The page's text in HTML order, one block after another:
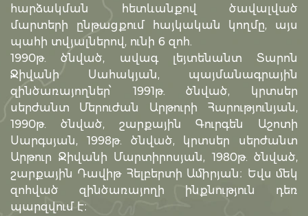
հարձակման հետևանքով ծավալված
մարտերի ընթացքում հայկական կողմը, այս
պահի տվյալներով, ունի 6 զոհ.
1990թ. ծնված, ավագ լեյտենանտ Տարոն
Ջիվանի Սահակյան, պայմանագրային
զինծառայողներ՝ 1991թ. ծնված, կրտսեր
սերժանտ Մերուժան Արթուրի Հարությունյան,
1990թ. ծնված, շարքային Գուրգեն Աշոտի
Սարգսյան, 1998թ. ծնված, կրտսեր սերժանտ
Արթուր Ջիվանի Մարտիրոսյան, 1980թ. ծնված,
շարքային Դավիթ Հելբերտի Ամիրյան։ Եվս մեկ
զոհված զինծառայողի ինքնություն դեռ
պարզվում է։